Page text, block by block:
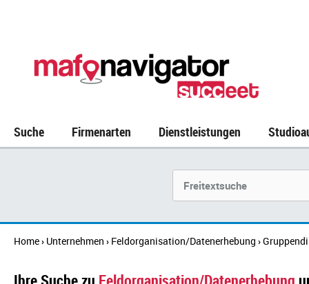
Suche Firmenarten Dienstleistungen
Home› Unternehmen › Feldorganisation/Datenerhebung ›